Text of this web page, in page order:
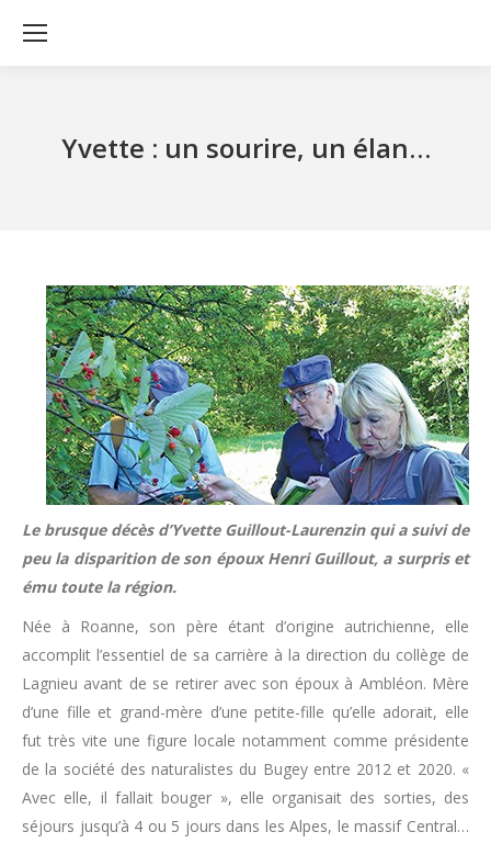
Yvette : un sourire, un élan…
Le brusque décès d’Yvette Guillout-Laurenzin qui a suivi de
peu la disparition de son époux Henri Guillout, a surpris et
ému toute la région.
Née à Roanne, son père étant d’origine autrichienne, elle
accomplit l’essentiel de sa carrière à la direction du collège de
Lagnieu avant de se retirer avec son époux à Ambléon. Mère
d’une fille et grand-mère d’une petite-fille qu’elle adorait, elle
fut très vite une figure locale notamment comme présidente
de la société des naturalistes du Bugey entre 2012 et 2020. «
Avec elle, il fallait bouger », elle organisait des sorties, des
séjours jusqu’à 4 ou 5 jours dans les Alpes, le massif Central…